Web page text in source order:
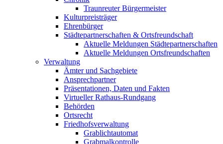
Traunreuter Bürgermeister
Kulturpreisträger
Ehrenbürger
Städtepartnerschaften & Ortsfreundschaft
Aktuelle Meldungen Städtepartnerschaften
Aktuelle Meldungen Ortsfreundschaften
Verwaltung
Ämter und Sachgebiete
Ansprechpartner
Präsentationen, Daten und Fakten
Virtueller Rathaus-Rundgang
Behörden
Ortsrecht
Friedhofsverwaltung
Grablichtautomat
Grabmalkontrolle